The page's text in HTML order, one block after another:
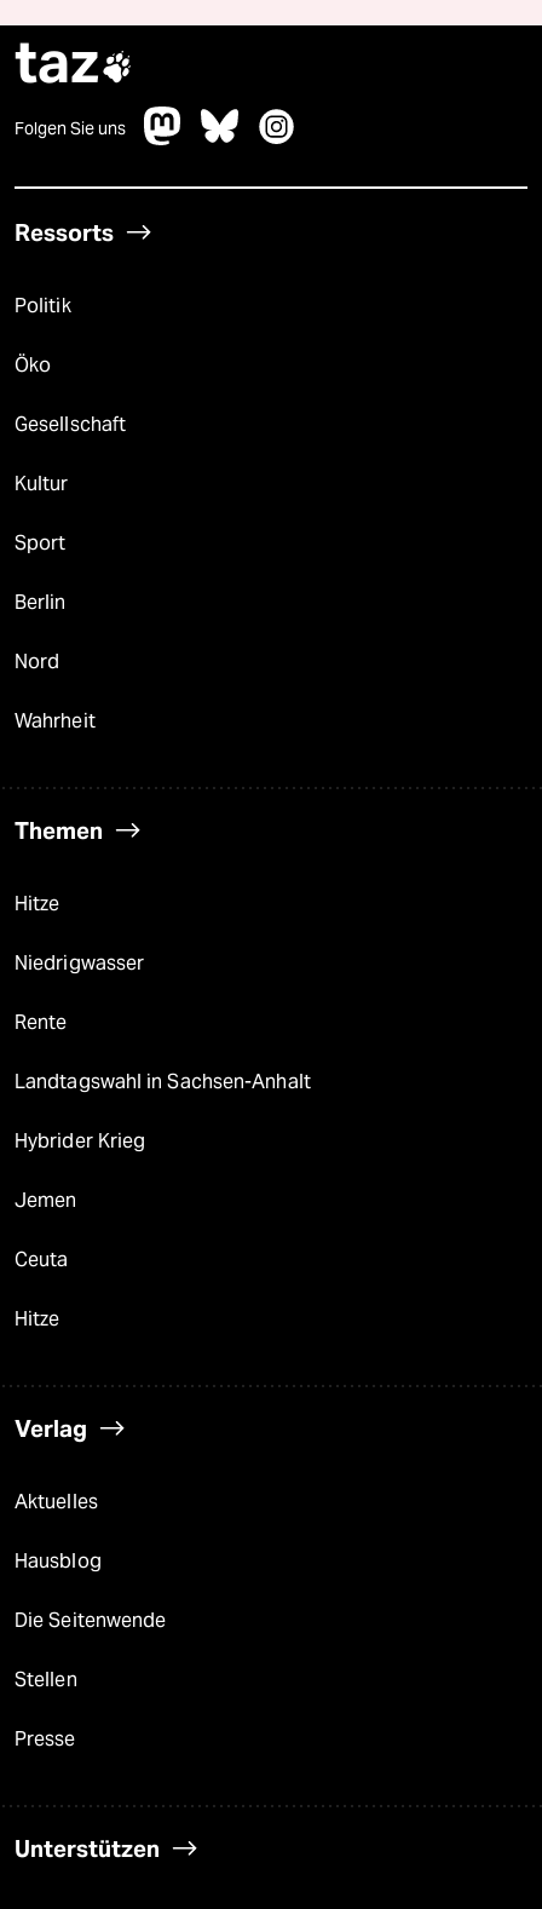
taz
Folgen Sie uns
Ressorts
Politik
Öko
Gesellschaft
Kultur
Sport
Berlin
Nord
Wahrheit
Themen
Hitze
Niedrigwasser
Rente
Landtagswahl in Sachsen-Anhalt
Hybrider Krieg
Jemen
Ceuta
Hitze
Verlag
Aktuelles
Hausblog
Die Seitenwende
Stellen
Presse
Unterstützen